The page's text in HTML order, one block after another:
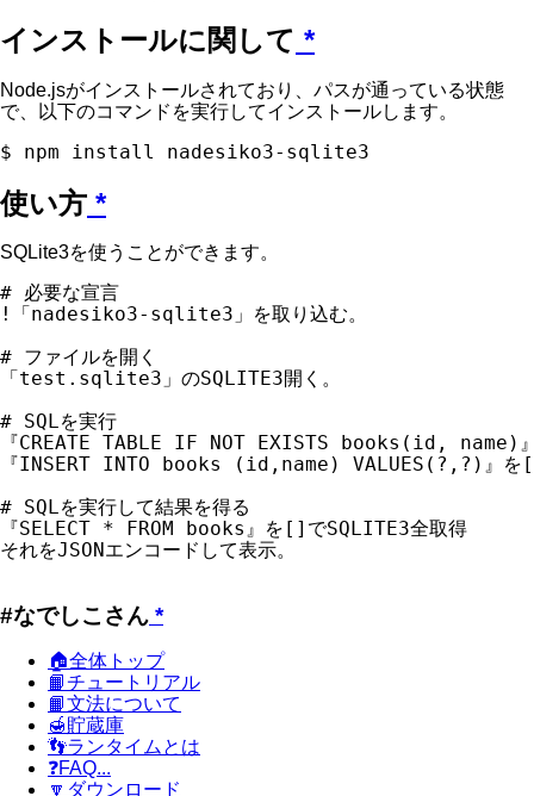
インストールに関して *
Node.jsがインストールされており、パスが通っている状態
で、以下のコマンドを実行してインストールします。
使い方 *
SQLite3を使うことができます。
# 必要な宣言
!「nadesiko3-sqlite3」を取り込む。
# ファイルを開く
「test.sqlite3」のSQLITE3開く。
# SQLを実行
『CREATE TABLE IF NOT EXISTS books(id, name)
『INSERT INTO books (id,name) VALUES(?,?)』
# SQLを実行して結果を得る
『SELECT * FROM books』を[]でSQLITE3全取得
#なでしこさん *
🏠全体トップ
📙チュートリアル
📙文法について
🍯貯蔵庫
👣ランタイムとは
❓FAQ...
🔽ダウンロード